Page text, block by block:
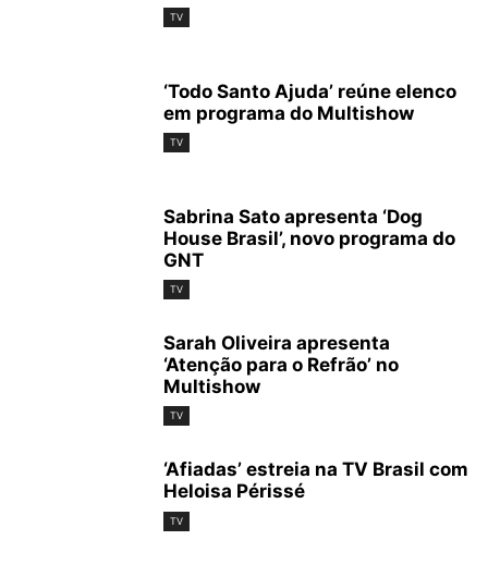
TV
‘Todo Santo Ajuda’ reúne elenco
em programa do Multishow
TV
Sabrina Sato apresenta ‘Dog
House Brasil’, novo programa do
GNT
TV
Sarah Oliveira apresenta
‘Atenção para o Refrão’ no
Multishow
TV
‘Afiadas’ estreia na TV Brasil com
Heloisa Périssé
TV